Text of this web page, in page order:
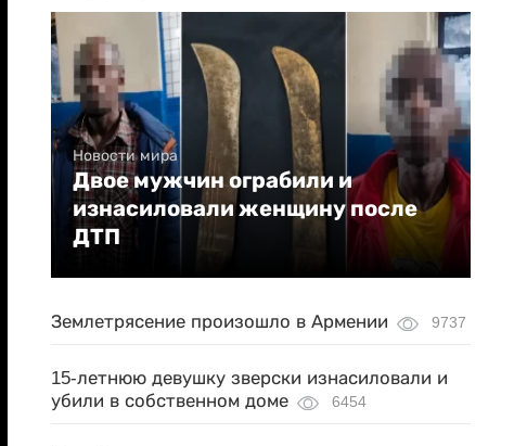
Новости мира
Двое мужчин ограбили и
изнасиловали женщину после
ДТП
Землетрясение произошло в Армении 9737
15-летнюю девушку зверски изнасиловали и
убили в собственном доме
6454